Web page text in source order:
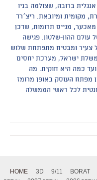
ברובה, שצולמה בניו
מקומית ומיובאת. ריצ׳רד
מאכער, מגייס תרומות, שדכן
עולם ההון-שלטון. פגישה
צעיר ומבטיח מתפתחת שלוש
ישראל, מערכת יחסים
כמה היא חוקית. מה
מפתח העוסק באופן מרומז
לכל ראשי הממשלה
HOME 3D 9/11 BORAT